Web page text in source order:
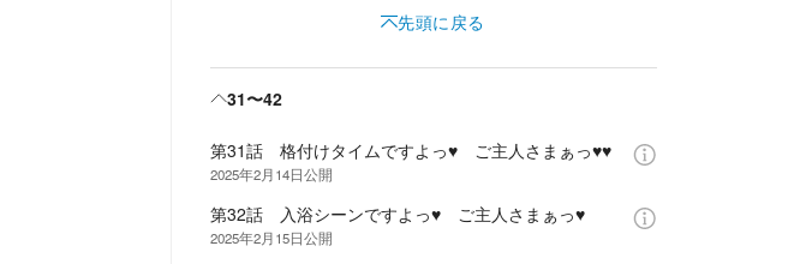
先頭に戻る
31〜42
第31話 格付けタイムですよっ♥ ご主人さまぁっ♥♥
2025年2月14日公開
第32話 入浴シーンですよっ♥ ご主人さまぁっ♥
2025年2月15日公開